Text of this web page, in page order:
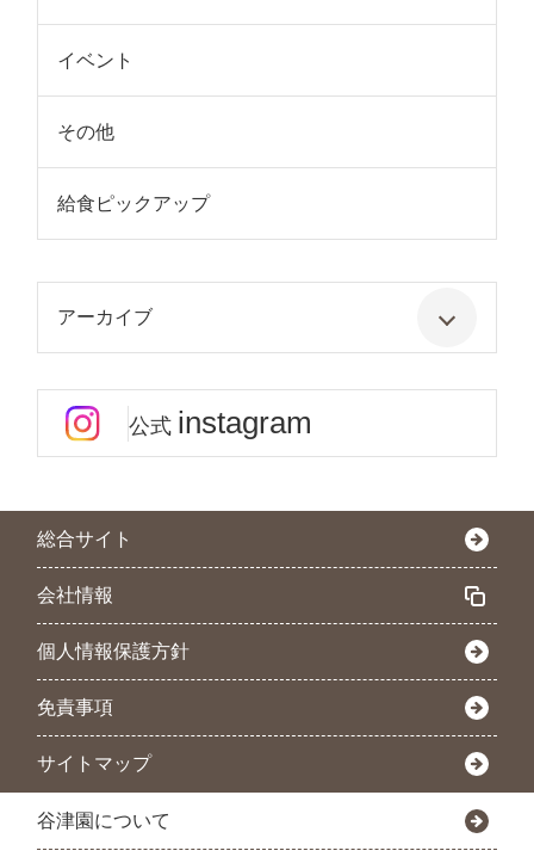
イベント
その他
給食ピックアップ
アーカイブ
公式 instagram
総合サイト
会社情報
個人情報保護方針
免責事項
サイトマップ
谷津園について